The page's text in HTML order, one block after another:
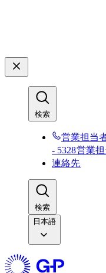
検索​​
営業担当
- 5328​​営業
連絡先​​
検索​​
日本語